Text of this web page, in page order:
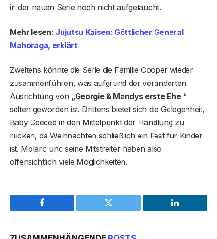
in der neuen Serie noch nicht aufgetaucht.
Mehr lesen: Jujutsu Kaisen: Göttlicher General
Mahoraga, erklärt
Zweitens könnte die Serie die Familie Cooper wieder
zusammenführen, was aufgrund der veränderten
Ausrichtung von „Georgie & Mandys erste Ehe“
selten geworden ist. Drittens bietet sich die Gelegenheit,
Baby Ceecee in den Mittelpunkt der Handlung zu
rücken, da Weihnachten schließlich ein Fest für Kinder
ist. Molaro und seine Mitstreiter haben also
offensichtlich viele Möglichkeiten.
Facebook Twitter LinkedIn